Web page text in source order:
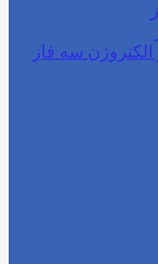
سه فاز